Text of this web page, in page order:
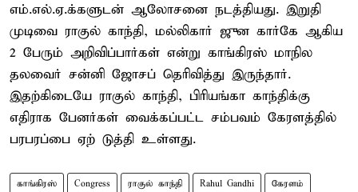
எம்.எல்.ஏ.க்களுடன் ஆலோசனை நடத்தியது. இறுதி
முடிவை ராகுல் காந்தி, மல்லிகார் ஜுன கார்கே ஆகிய
2 பேரும் அறிவிப்பார்கள் என்று காங்கிரஸ் மாநில
தலவைர் சன்னி ஜோசப் தெரிவித்து இருந்தார்.
இதற்கிடையே ராகுல் காந்தி, பிரியங்கா காந்திக்கு
எதிராக பேனர்கள் வைக்கப்பட்ட சம்பவம் கேரளத்தில்
பரபரப்பை ஏற் டுத்தி உள்ளது.
காங்கிரஸ் Congress ராகுல் காந்தி Rahul Gandhi கேரளம்